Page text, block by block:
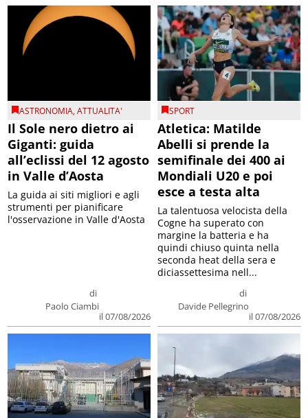
ASTRONOMIA,ATTUALITA'
Il Sole nero dietro ai
Giganti: guida
all’eclissi del 12 agosto
in Valle d’Aosta
di
Paolo Ciambi
il 07/08/2026
La guida ai siti migliori e agli
strumenti per pianificare
l'osservazione in Valle d'Aosta
SPORT
Atletica: Matilde
Abelli si prende la
semifinale dei 400 ai
Mondiali U20 e poi
esce a testa alta
di
Davide Pellegrino
il 07/08/2026
La talentuosa velocista della
Cogne ha superato con
margine la batteria e ha
quindi chiuso quinta nella
seconda heat della sera e
diciassettesima nell...